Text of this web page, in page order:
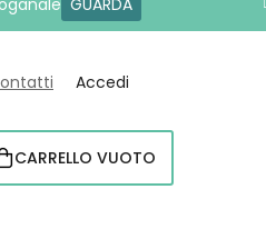
GUARDA
Accedi
CARRELLO
CARRELLO VUOTO